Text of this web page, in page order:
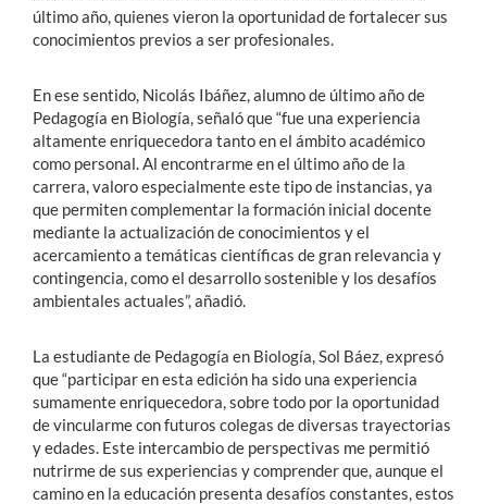
último año, quienes vieron la oportunidad de fortalecer sus
conocimientos previos a ser profesionales.
En ese sentido, Nicolás Ibáñez, alumno de último año de
Pedagogía en Biología, señaló que “fue una experiencia
altamente enriquecedora tanto en el ámbito académico
como personal. Al encontrarme en el último año de la
carrera, valoro especialmente este tipo de instancias, ya
que permiten complementar la formación inicial docente
mediante la actualización de conocimientos y el
acercamiento a temáticas científicas de gran relevancia y
contingencia, como el desarrollo sostenible y los desafíos
ambientales actuales”, añadió.
La estudiante de Pedagogía en Biología, Sol Báez, expresó
que “participar en esta edición ha sido una experiencia
sumamente enriquecedora, sobre todo por la oportunidad
de vincularme con futuros colegas de diversas trayectorias
y edades. Este intercambio de perspectivas me permitió
nutrirme de sus experiencias y comprender que, aunque el
camino en la educación presenta desafíos constantes, estos